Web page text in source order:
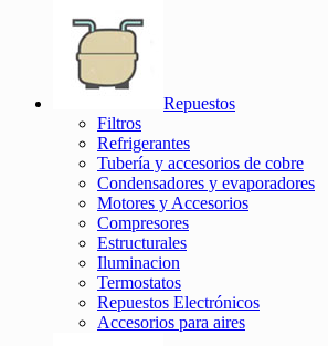
Repuestos
Filtros
Refrigerantes
Tubería y accesorios de cobre
Condensadores y evaporadores
Motores y Accesorios
Compresores
Estructurales
Iluminacion
Termostatos
Repuestos Electrónicos
Accesorios para aires